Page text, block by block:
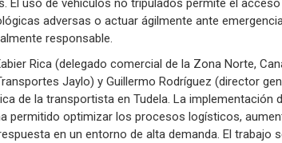
El uso de vehículos no tripulados permite el
adversas o actuar ágilmente ante
responsable.
Rica (delegado comercial de la Zona Norte,
Jaylo) y Guillermo Rodríguez (director
de la transportista en Tudela. La implementación
permitido optimizar los procesos logísticos,
en un entorno de alta demanda. El trabajo